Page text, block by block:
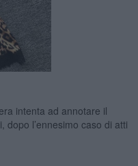
intenta ad annotare il
dopo l’ennesimo caso di atti